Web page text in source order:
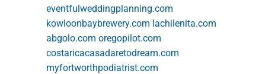
eventfulweddingplanning.com
kowloonbaybrewery.com lachilenita.com
abgolo.com oregopilot.com
costaricacasadaretodream.com
myfortworthpodiatrist.com